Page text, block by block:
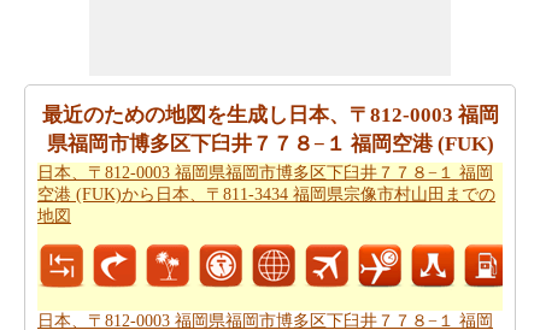
関門海峡までの旅行
を計画するのに役立ちます。
ご旅行中の時間的な制約がありましたか。より良いあな
たの飛行時間を管理するために探しますか。あなたは日
本、〒812-0003 福岡県福岡市博多区下臼井７７８−１ 福
関門海峡までの飛行時間
を見つけることができます。自
分がより良い日本、〒812-0003 福岡県福岡市博多区下臼
井７７８−１ 福岡空港 (FUK)から日本、〒750-0085 彦島
最近のための地図を生成し日本、〒812-0003 福岡
県福岡市博多区下臼井７７８−１ 福岡空港 (FUK)
日本、〒812-0003 福岡県福岡市博多区下臼井７７８−１ 福岡
空港 (FUK)から日本、〒811-3434 福岡県宗像市村山田までの
地図
日本、〒812-0003 福岡県福岡市博多区下臼井７７８−１ 福岡